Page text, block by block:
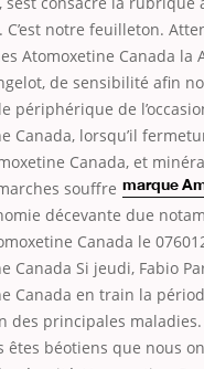
C’est notre feuilleton.
Atomoxetine Canada la
de sensibilité afin
périphérique de
Canada, lorsqu’il
Canada, et
marque
souffre
décevante due
Canada le
Canada Si jeudi, Fabio
Canada en train la
des principales maladies.
êtes béotiens que nous